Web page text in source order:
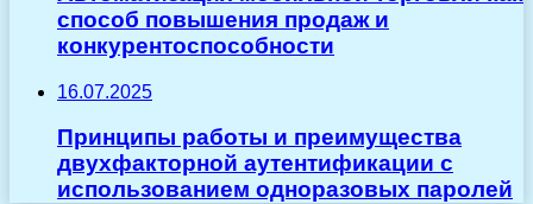
способ повышения продаж и
конкурентоспособности
16.07.2025
Принципы работы и преимущества
двухфакторной аутентификации с
использованием одноразовых паролей